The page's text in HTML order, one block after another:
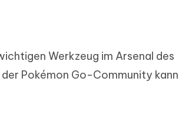
Werkzeug im Arsenal des
Pokémon Go-Community kann